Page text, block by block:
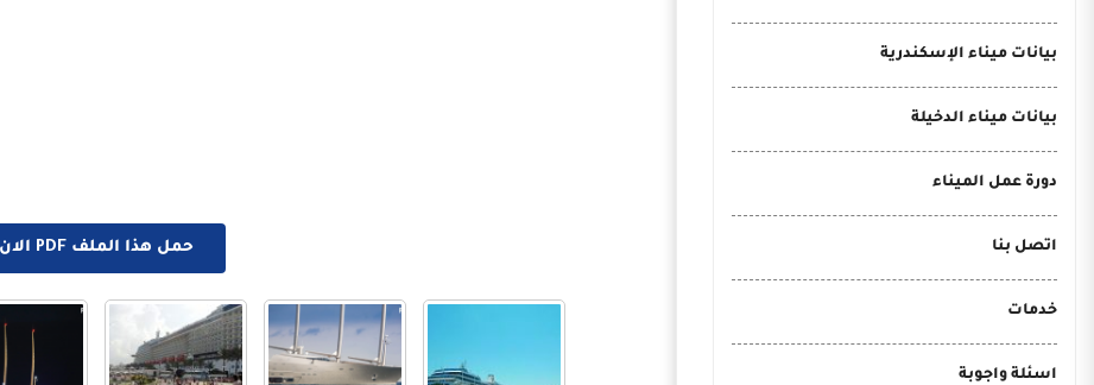
بيانات ميناء الإسكندرية
بيانات ميناء الدخيلة
دورة عمل الميناء
اتصل بنا
خدمات
اسئلة واجوبة
حمل هذا الملف PDF الان